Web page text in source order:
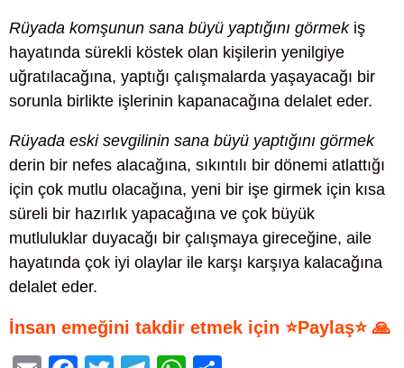
Rüyada komşunun sana büyü yaptığını görmekiş
hayatında sürekli köstek olan kişilerin yenilgiye
uğratılacağına, yaptığı çalışmalarda yaşayacağı bir
sorunla birlikte işlerinin kapanacağına delalet eder.
Rüyada eski sevgilinin sana büyü yaptığını görmek
derin bir nefes alacağına, sıkıntılı bir dönemi atlattığı
için çok mutlu olacağına, yeni bir işe girmek için kısa
süreli bir hazırlık yapacağına ve çok büyük
mutluluklar duyacağı bir çalışmaya gireceğine, aile
hayatında çok iyi olaylar ile karşı karşıya kalacağına
delalet eder.
İnsan emeğini takdir etmek için ⭐Paylaş⭐ 🙏